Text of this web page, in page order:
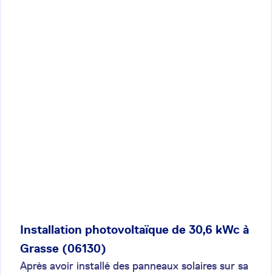
Installation photovoltaïque de 30,6 kWc à
Grasse (06130)
Après avoir installé des panneaux solaires sur sa